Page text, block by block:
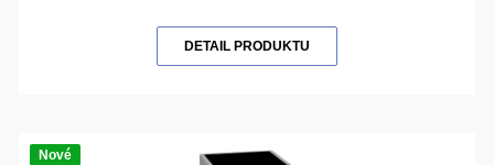
DETAIL PRODUKTU
Nové